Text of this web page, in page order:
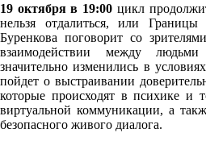
19 октября в 19:00 цикл
нельзя отдалиться, или
Буренкова поговорит со
взаимодействии между
значительно изменились в
пойдет о выстраивании
которые происходят в психике и
виртуальной коммуникации, а
безопасного живого диалога.